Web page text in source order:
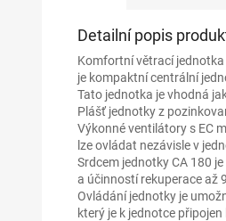
Detailní popis
Komfortní větrací
je kompaktní centrální
Tato jednotka je vhodná
Plášť jednotky z
Výkonné ventilátory s EC
lze ovládat nezávisle v
Srdcem jednotky CA 180
a účinností rekuperace až
Ovládání jednotky je
který je k jednotce